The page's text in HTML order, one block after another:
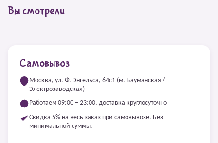
Вы смотрели
Самовывоз
Москва, ул. Ф. Энгельса, 64с1 (м. Бауманская /
Электрозаводская)
Работаем 09:00 – 23:00, доставка круглосуточно
Скидка 5% на весь заказ при самовывозе. Без
минимальной суммы.